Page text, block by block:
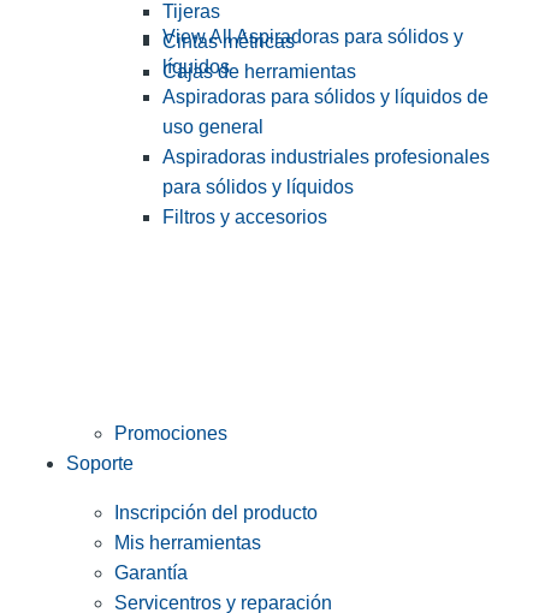
Tijeras
Cintas métricas
Cajas de herramientas
View All Aspiradoras para sólidos y
líquidos
Aspiradoras para sólidos y líquidos de
uso general
Aspiradoras industriales profesionales
para sólidos y líquidos
Filtros y accesorios
Promociones
Soporte
Inscripción del producto
Mis herramientas
Garantía
Servicentros y reparación